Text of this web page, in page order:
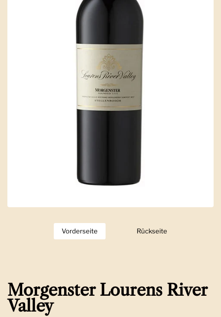
Zeige Folie 1
Vorderseite Zeige Folie 2
Rückseite
Morgenster Lourens River
Valley